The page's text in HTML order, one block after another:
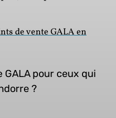
de vente GALA en
pour ceux qui
?